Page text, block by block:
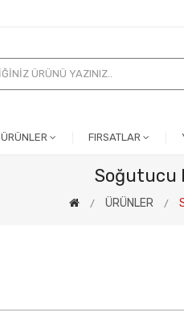
ÜRÜNLER FIRSATLAR
Soğutucu
ÜRÜNLER